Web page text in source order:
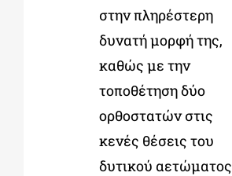
στην πληρέστερη
δυνατή μορφή της,
καθώς με την
τοποθέτηση δύο
ορθοστατών στις
κενές θέσεις του
δυτικού αετώματος